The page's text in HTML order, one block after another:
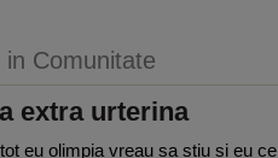
in Comunitate
extra urterina
eu olimpia vreau sa stiu si eu